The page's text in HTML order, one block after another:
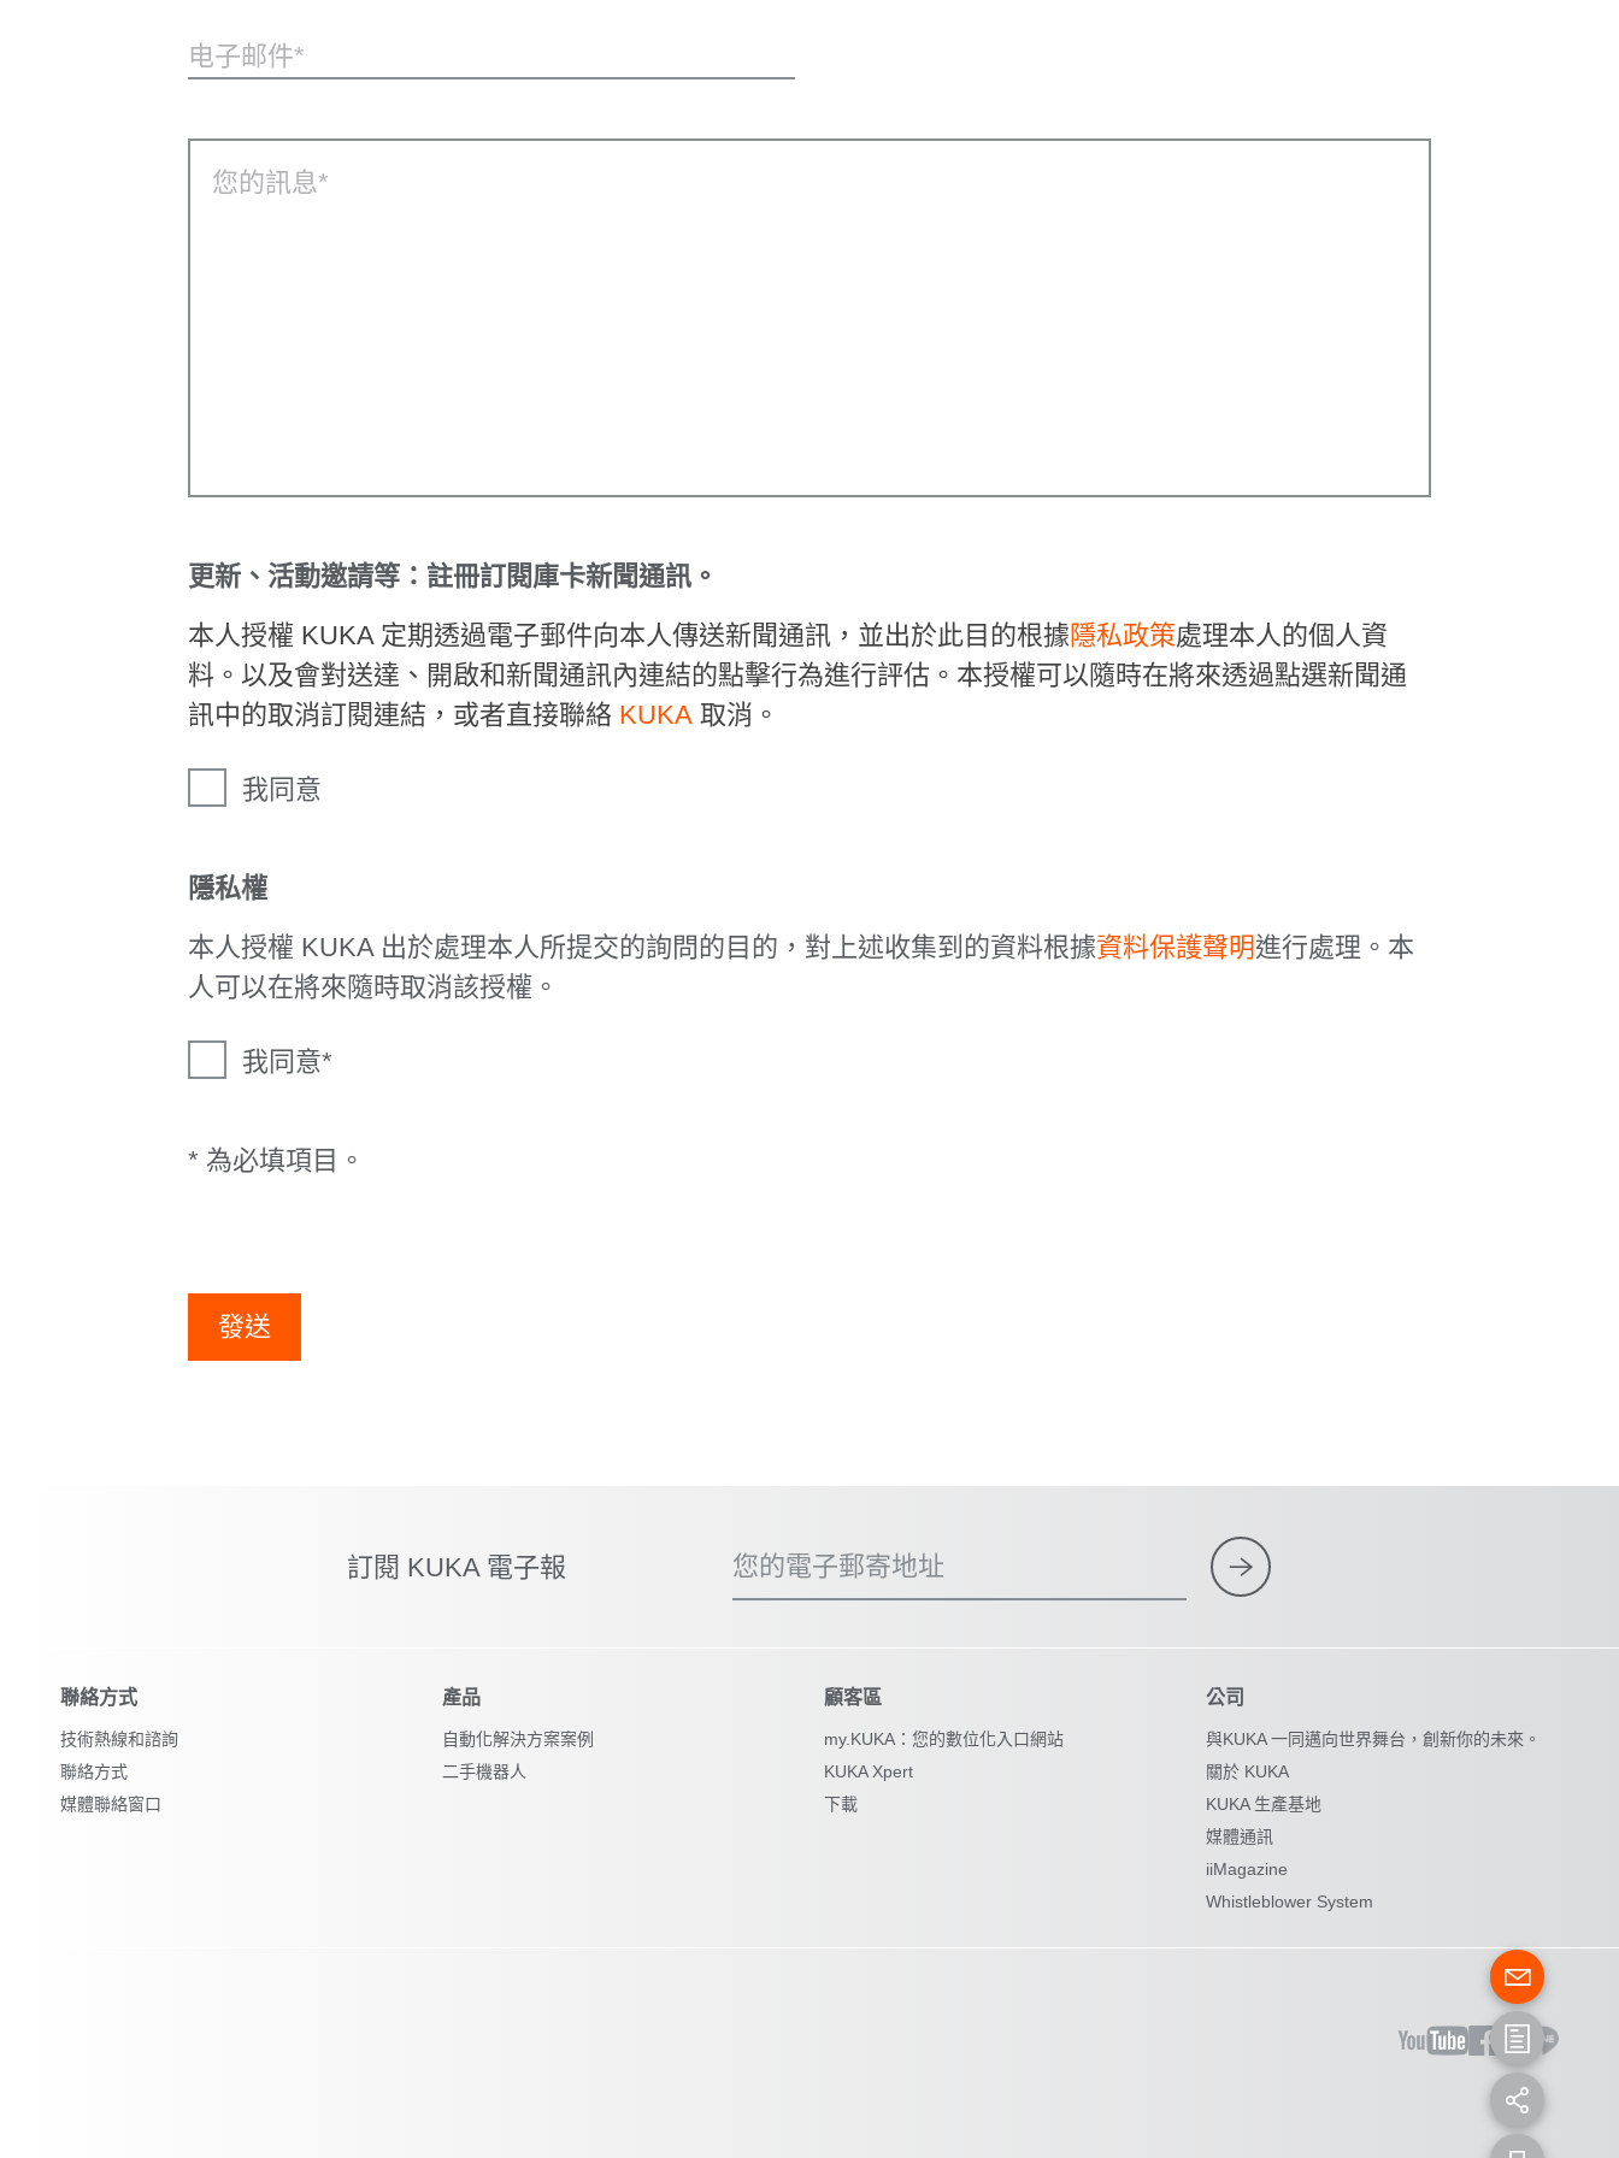
电子邮件
您的訊息
更新、活動邀請等：註冊訂閱庫卡新聞通訊。
本人授權 KUKA 定期透過電子郵件向本人傳送新聞通訊，並出於此目的根據隱私政策處理本人的個人資
料。以及會對送達、開啟和新聞通訊內連結的點擊行為進行評估。本授權可以隨時在將來透過點選新聞通
訊中的取消訂閱連結，或者直接聯絡 KUKA取消。
我同意
隱私權
本人授權 KUKA 出於處理本人所提交的詢問的目的，對上述收集到的資料根據資料保護聲明進行處理。本
人可以在將來隨時取消該授權。
我同意
* 為必填項目。
發送
訂閱 KUKA 電子報 您的電子郵寄地址
聯絡方式
技術熱線和諮詢
聯絡方式
媒體聯絡窗口
產品
自動化解決方案案例
二手機器人
顧客區
my.KUKA：您的數位化入口網站
KUKA Xpert
下載
公司
與KUKA 一同邁向世界舞台，創新你的未來。
關於 KUKA
KUKA 生產基地
媒體通訊
iiMagazine
Whistleblower System